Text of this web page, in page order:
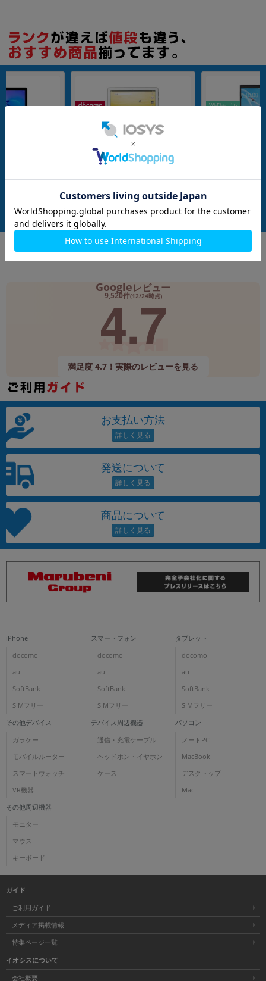
2,980 (税込)
【SIMロック解除済】docomo dtab
d-01K Gold
メーカー：Huawei
中古Cランク 4,980 (税込)
Wi-Fiモデル
中古Bランク
Googleレビュー
9,520件(12/24時点)
4.7
満足度 4.7！実際のレビューを見る
お支払い方法
発送について
商品について
iPhone
docomo
au
SoftBank
SIMフリー
スマートフォン
docomo
au
SoftBank
SIMフリー
タブレット
docomo
au
SoftBank
SIMフリー
その他デバイス
ガラケー
モバイルルーター
スマートウォッチ
VR機器
デバイス周辺機器
通信・充電ケーブル
ヘッドホン・イヤホン
ケース
パソコン
ノートPC
MacBook
デスクトップ
Mac
その他周辺機器
モニター
マウス
キーボード
ガイド
ご利用ガイド
メディア掲載情報
特集ページ一覧
イオシスについて
会社概要